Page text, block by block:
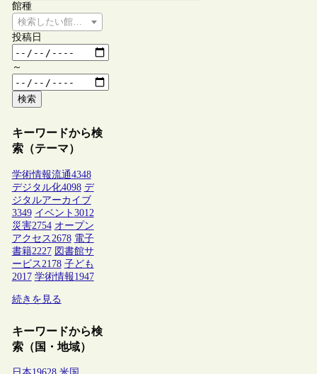
館種
検索したい館種を選択してください
投稿日
～
検索
キーワードから検
索（テーマ）
学術情報流通4348
デジタル化4098 デ
ジタルアーカイブ
3349 イベント 3012
災害2754 オープン
アクセス 2678 電子
書籍2227 図書館サ
ービス 2178 子ども
2017 学術情報1947
続きを見る
キーワードから検
索（国・地域）